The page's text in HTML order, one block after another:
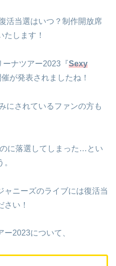
活当選はいつ？制作開放席
します！
ーナツアー2023『Sexy
催が発表されましたね！
にされているファンの方も
に落選してしまった…とい
ャニーズのライブには復活当
い！
2023について、